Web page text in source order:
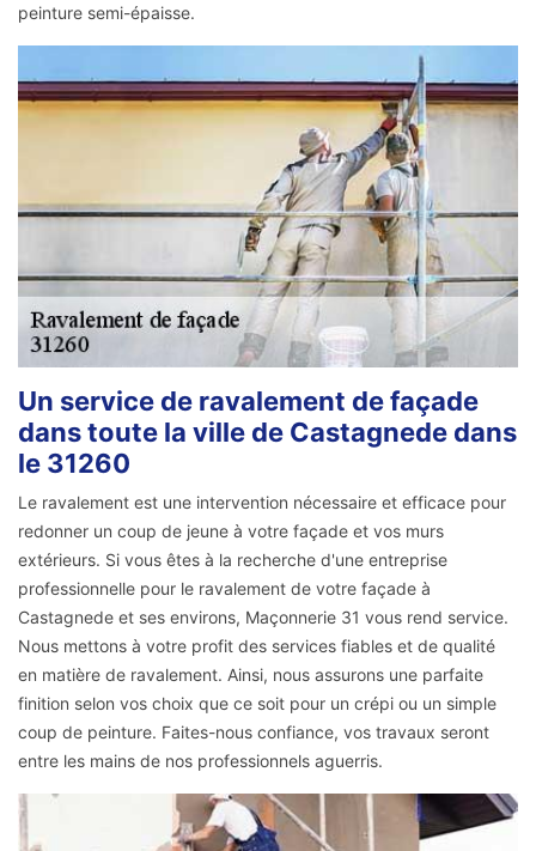
peinture semi-épaisse.
Un service de ravalement de façade
dans toute la ville de Castagnede dans
le 31260
Le ravalement est une intervention nécessaire et efficace pour
redonner un coup de jeune à votre façade et vos murs
extérieurs. Si vous êtes à la recherche d'une entreprise
professionnelle pour le ravalement de votre façade à
Castagnede et ses environs, Maçonnerie 31 vous rend service.
Nous mettons à votre profit des services fiables et de qualité
en matière de ravalement. Ainsi, nous assurons une parfaite
finition selon vos choix que ce soit pour un crépi ou un simple
coup de peinture. Faites-nous confiance, vos travaux seront
entre les mains de nos professionnels aguerris.